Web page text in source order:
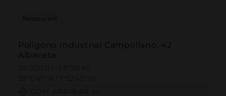
Restaurant
Polígono Industrial Campollano, 42
Albacete